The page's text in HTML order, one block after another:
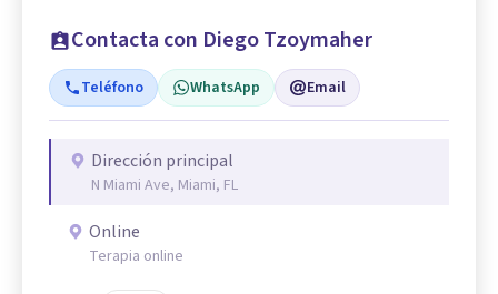
Contacta con Diego Tzoymaher
Teléfono WhatsApp Email
Dirección principal
N Miami Ave, Miami, FL
Online
Terapia online